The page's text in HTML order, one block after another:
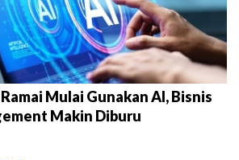
Mulai Gunakan AI, Bisnis
Makin Diburu